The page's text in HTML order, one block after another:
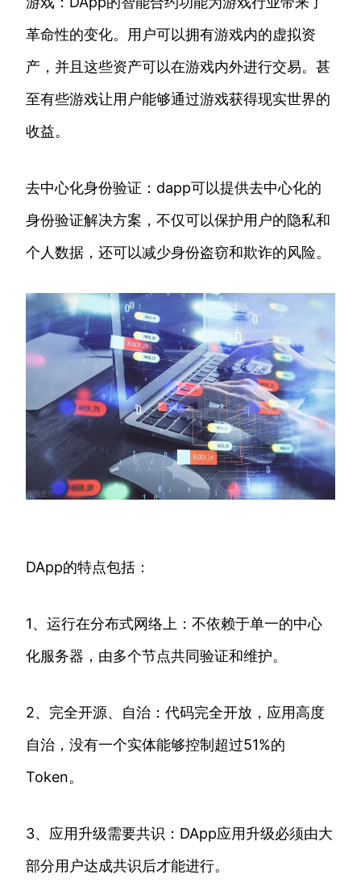
革命性的变化。用户可以拥有游戏内的虚拟资
产，并且这些资产可以在游戏内外进行交易。甚
至有些游戏让用户能够通过游戏获得现实世界的
收益。
去中心化身份验证：dapp可以提供去中心化的
身份验证解决方案，不仅可以保护用户的隐私和
个人数据，还可以减少身份盗窃和欺诈的风险。
DApp的特点包括：
1、运行在分布式网络上：不依赖于单一的中心
化服务器，由多个节点共同验证和维护。
2、完全开源、自治：代码完全开放，应用高度
自治，没有一个实体能够控制超过51%的
Token。
3、应用升级需要共识：DApp应用升级必须由大
部分用户达成共识后才能进行。